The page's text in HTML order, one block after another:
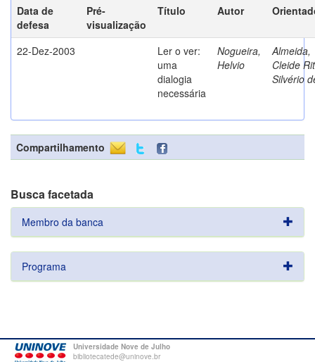
Data de
defesa
Pré-
visualização
Título Autor
22-Dez-2003
Ler o ver:
uma
dialogia
necessária
Nogueira,
Helvio
Almeida,
Cleide
Silvério
Compartilhamento
Busca facetada
Membro da banca
Programa
Universidade Nove de Julho
bibliotecatede@uninove.br